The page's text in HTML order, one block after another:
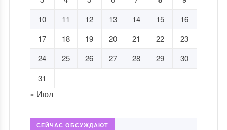
10
11 12 13 14 15
16
17
18 19 20 21 22
23
24
25 26 27 28 29
30
31
« Июл
СЕЙЧАС ОБСУЖДАЮТ